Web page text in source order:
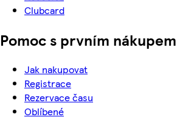
Clubcard
Pomoc s prvním nákupem
Jak nakupovat
Registrace
Rezervace času
Oblíbené